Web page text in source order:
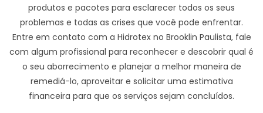
produtos e pacotes para esclarecer todos os seus
problemas e todas as crises que você pode enfrentar.
Entre em contato com a Hidrotex no Brooklin Paulista, fale
com algum profissional para reconhecer e descobrir qual é
o seu aborrecimento e planejar a melhor maneira de
remediá-lo, aproveitar e solicitar uma estimativa
financeira para que os serviços sejam concluídos.